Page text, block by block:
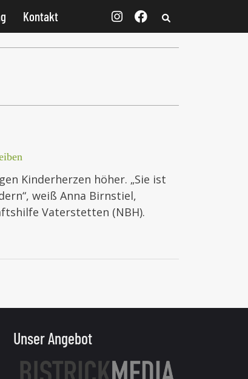
Kontakt
Kinderherzen höher. „Sie ist
weiß Anna Birnstiel,
Vaterstetten (NBH).
Unser Angebot